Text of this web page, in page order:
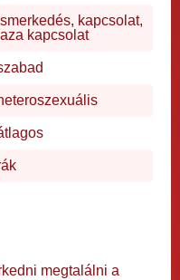
kapcsolat,
laza kapcsolat
megtalálni a